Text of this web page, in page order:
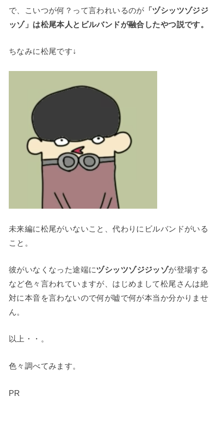
で、こいつが何？って言われいるのが 「ヅシッツゾジジ
ッゾ」は松尾本人とビルバンドが融合したやつ説です。
ちなみに松尾です↓
未来編に松尾がいないこと、代わりにビルバンドがいる
こと。
彼がいなくなった途端にヅシッツゾジジッゾが登場する
など色々言われていますが、はじめまして松尾さんは絶
対に本音を言わないので何が嘘で何が本当か分かりませ
ん。
以上・・。
色々調べてみます。
PR